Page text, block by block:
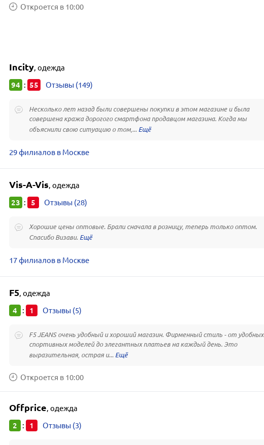
Откроется в 10:00
Incity, одежда
94 : 55 Отзывы (149)
Несколько лет назад были совершены покупки в этом магазине и была
совершена кража дорогого смартфона продавцом магазина. Когда мы
объяснили свою ситуацию о том,...
29 филиалов в Москве
Vis-A-Vis, одежда
23 : 5 Отзывы (28)
Хорошие цены оптовые. Брали сначала в розницу, теперь только оптом.
Спасибо Визави.
17 филиалов в Москве
F5, одежда
4 : 1 Отзывы (5)
F5 JEANS очень удобный и хороший магазин. Фирменный стиль - от удобных
спортивных моделей до элегантных платьев на каждый день. Это
выразительная, острая и...
Откроется в 10:00
Offprice, одежда
2 : 1 Отзывы (3)